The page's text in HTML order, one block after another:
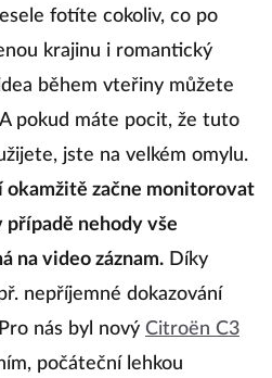
fotíte cokoliv, co po
krajinu i romantický
během vteřiny můžete
pokud máte pocit, že tuto
jste na velkém omylu.
okamžitě začne monitorovat
případě nehody vše
na video záznam. Díky
nepříjemné dokazování
nás byl nový Citroën C3
počáteční lehkou